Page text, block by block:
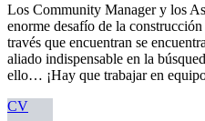
Los Community Manager y los
enorme desafío de la
través que encuentran se
aliado indispensable en la
ello… ¡Hay que trabajar en
CV